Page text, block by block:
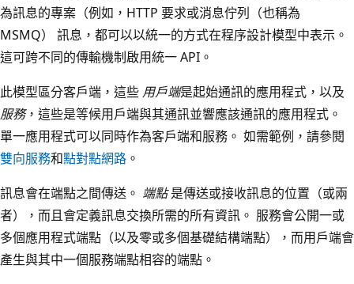
為訊息的專案（例如，HTTP 要求或消息佇列（也稱為
MSMQ） 訊息，都可以以統一的方式在程序設計模型中表示。
這可跨不同的傳輸機制啟用統一 API。
此模型區分客戶端，這些 用戶端是起始通訊的應用程式，以及
服務，這些是等候用戶端與其通訊並響應該通訊的應用程式。
單一應用程式可以同時作為客戶端和服務。 如需範例，請參閱
雙向服務和點對點網路 。
訊息會在端點之間傳送。 端點是傳送或接收訊息的位置（或兩
者），而且會定義訊息交換所需的所有資訊。 服務會公開一或
多個應用程式端點（以及零或多個基礎結構端點），而用戶端會
產生與其中一個服務端點相容的端點。